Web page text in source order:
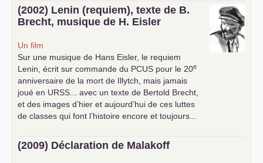
(2002) Lenin (requiem), texte de B.
Brecht, musique de H. Eisler
Un film
Sur une musique de Hans Eisler, le requiem
Lenin, écrit sur commande du PCUS pour le 20e
anniversaire de la mort de Illytch, mais jamais
joué en URSS ... avec un texte de Bertold Brecht,
et des images d’hier et aujourd’hui de ces luttes
de classes qui font l’histoire encore et toujours...
(2009) Déclaration de Malakoff